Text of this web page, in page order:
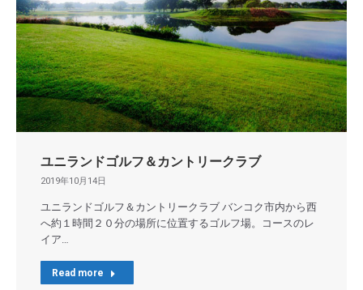
ユニランドゴルフ＆カントリークラブ
2019年10月14日
ユニランドゴルフ＆カントリークラブ バンコク市内から西
へ約１時間２０分の場所に位置するゴルフ場。コースのレ
イア…
Read more